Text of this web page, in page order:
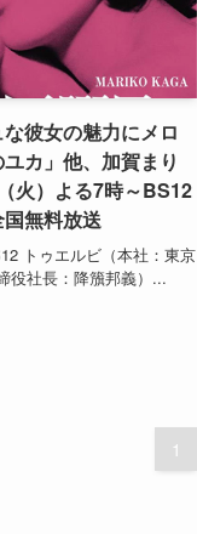
彼女の魅力にメロ
カ」他、加賀まり
火）よる7時～BS12
国無料放送
トゥエルビ（本社：東京
役社長：降籏邦義）...
1